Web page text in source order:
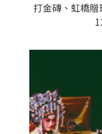
打金磚、虹橋